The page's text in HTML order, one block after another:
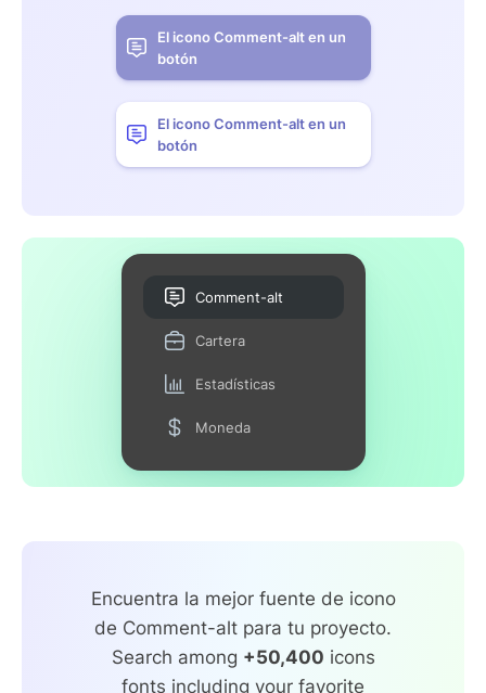
El icono Comment-alt en un
botón
El icono Comment-alt en un
botón
Comment-alt
Cartera
Estadísticas
Moneda
Encuentra la mejor fuente de icono
de Comment-alt para tu proyecto.
Search among +50,400 icons
fonts including your favorite